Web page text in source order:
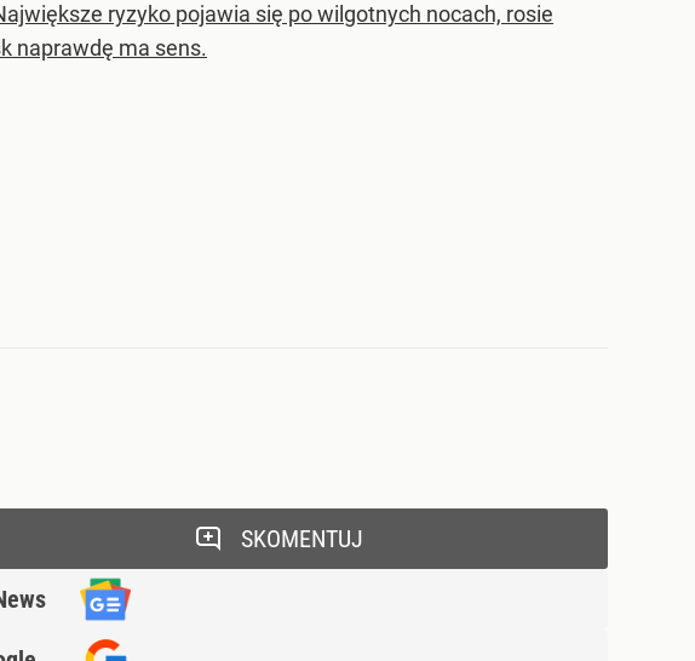
ryzyko pojawia się po wilgotnych nocach, rosie
naprawdę ma sens.
SKOMENTUJ